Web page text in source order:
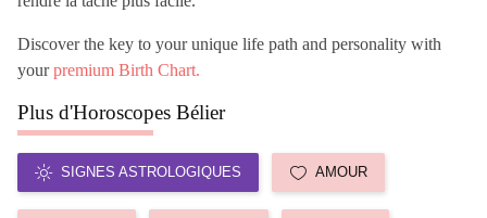
Discover the key to your unique life path and personality with
yourpremium Birth Chart.
Plus d'Horoscopes Bélier
SIGNES ASTROLOGIQUES AMOUR